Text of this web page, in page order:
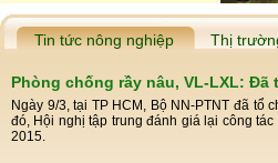
Tin tức nông nghiệp Thị
Phòng chống rầy nâu, VL-LXL:
Ngày 9/3, tại TP HCM, Bộ NN-PTNT đã
đó, Hội nghị tập trung đánh giá lại công
2015.